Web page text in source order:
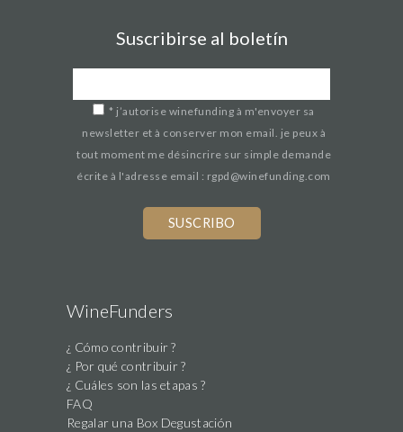
Suscribirse al boletín
* j’autorise winefunding à m'envoyer sa
newsletter et à conserver mon email. je peux à
tout moment me désincrire sur simple demande
écrite à l'adresse email : rgpd@winefunding.com
this
field
WineFunders
¿ Cómo contribuir ?
¿ Por qué contribuir ?
¿ Cuáles son las etapas ?
FAQ
Regalar una Box Degustación